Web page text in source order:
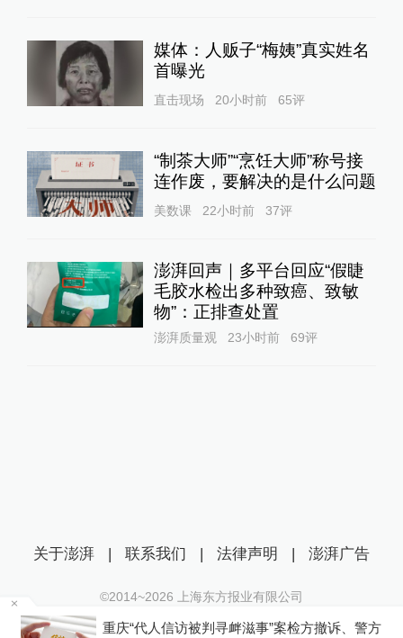
媒体：人贩子“梅姨”真实姓名
首曝光
直击现场 20小时前 65评
“制茶大师”“烹饪大师”称号接
连作废，要解决的是什么问题
美数课 22小时前 37评
澎湃回声｜多平台回应“假睫
毛胶水检出多种致癌、致敏
物”：正排查处置
澎湃质量观 23小时前 69评
重庆“代人信访被判寻衅滋事”案检方撤诉、警方
关于澎湃 | 联系我们 | 法律声明 | 澎湃广告
©2014~2026 上海东方报业有限公司
沪ICP证：沪B2-20170116 | 沪ICP备14003370号